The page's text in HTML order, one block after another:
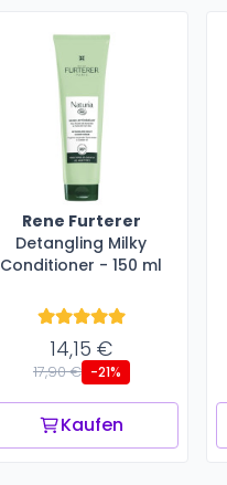
Rene Furterer
Detangling Milky
Conditioner - 150 ml
14,15 €
17,90 € -21%
Kaufen